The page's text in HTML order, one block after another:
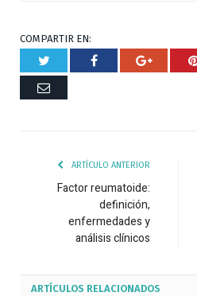
COMPARTIR EN:
Twitter Facebook Google+
Correo
ARTÍCULO ANTERIOR
Factor reumatoide:
definición,
enfermedades y
análisis clínicos
ARTÍCULOS RELACIONADOS